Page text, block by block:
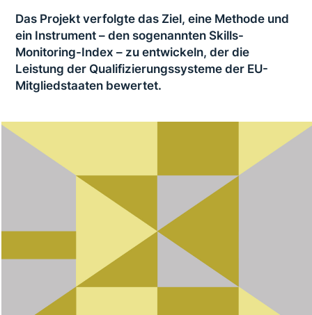
Das Projekt verfolgte das Ziel, eine Methode und
ein Instrument – den soge­nann­ten Skills-
Monitoring-Index – zu ent­wickeln, der die
Leistung der Qualifizierungssysteme der EU-
Mitgliedstaaten bewertet.